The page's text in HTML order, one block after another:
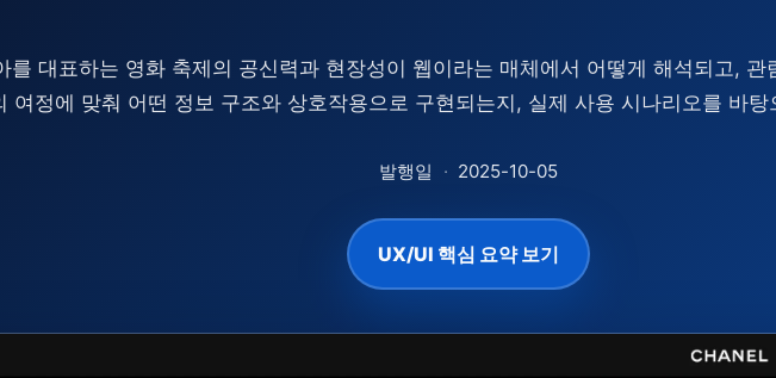
를 대표하는 영화 축제의 공신력과 현장성이 웹이라는 매체에서 어떻게 해석되고, 관
여정에 맞춰 어떤 정보 구조와 상호작용으로 구현되는지, 실제 사용 시나리오를 바
발행일 · 2025-10-05
UX/UI 핵심 요약 보기